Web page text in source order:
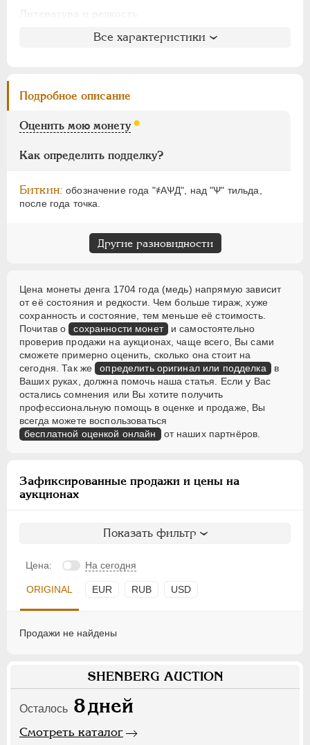
: #2566 (R1)
Дьяков: 85-10
ГМ: 17.20
Брекке
Все характеристики
Подробное описание
Оценить мою монету
Как определить подделку?
Биткин: обозначение года "҂АѰД", над "Ѱ" тильда,
после года точка.
Другие разновидности
Цена монеты денга 1704 года (медь) напрямую зависит
от её состояния и редкости. Чем больше тираж, хуже
сохранность и состояние, тем меньше её стоимость.
Почитав о сохранности монет и самостоятельно
проверив продажи на аукционах, чаще всего, Вы сами
сможете примерно оценить, сколько она стоит на
сегодня. Так же определить оригинал или подделка в
Ваших руках, должна помочь наша статья. Если у Вас
остались сомнения или Вы хотите получить
профессиональную помощь в оценке и продаже, Вы
всегда можете воспользоваться
бесплатной оценкой онлайн от наших партнёров.
Зафиксированные продажи и цены на
аукционах
Показать фильтр
Цена: На сегодня
ORIGINAL EUR RUB USD
Продажи не найдены
SHENBERG AUCTION
Осталось 8дней
Смотреть каталог
1855-1881
ВРЕМЕННОЕ ПРАВ. 1917-1918